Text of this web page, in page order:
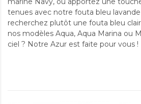
tenues avec notre fouta bleu
recherchez plutôt une fouta bleu
nos modèles Aqua, Aqua Marina ou
ciel ? Notre Azur est faite pour vous !